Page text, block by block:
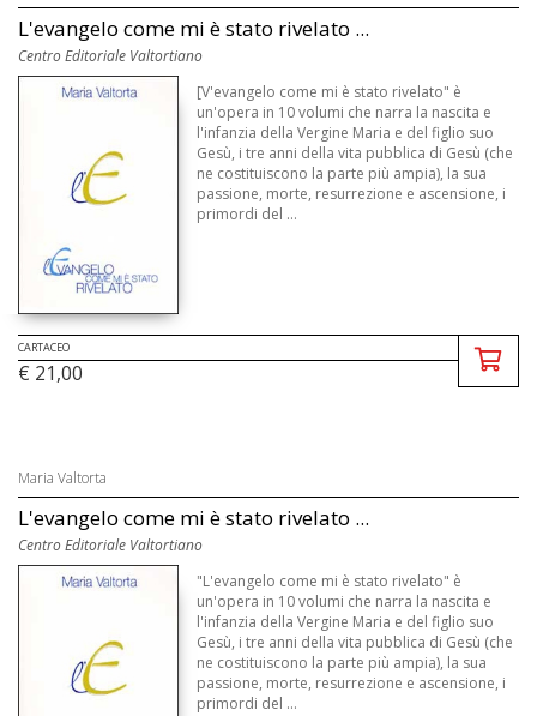
L'evangelo come mi è stato rivelato ...
Centro Editoriale Valtortiano
[V'evangelo come mi è stato rivelato" è
un'opera in 10 volumi che narra la nascita e
l'infanzia della Vergine Maria e del figlio suo
Gesù, i tre anni della vita pubblica di Gesù (che
ne costituiscono la parte più ampia), la sua
passione, morte, resurrezione e ascensione, i
primordi del ...
CARTACEO
€ 21,00
Maria Valtorta
L'evangelo come mi è stato rivelato ...
Centro Editoriale Valtortiano
"L'evangelo come mi è stato rivelato" è
un'opera in 10 volumi che narra la nascita e
l'infanzia della Vergine Maria e del figlio suo
Gesù, i tre anni della vita pubblica di Gesù (che
ne costituiscono la parte più ampia), la sua
passione, morte, resurrezione e ascensione, i
primordi del ...